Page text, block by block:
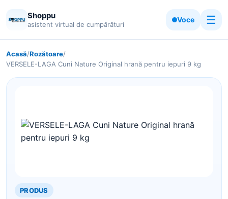
Shoppu
asistent virtual de cumpărături
Voce ☰
Acasă/Rozătoare/
VERSELE-LAGA Cuni Nature Original hrană pentru iepuri 9 kg
PRODUS